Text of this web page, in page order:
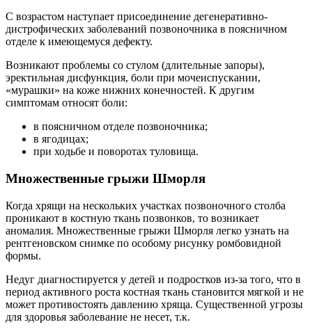
С возрастом наступает присоединение дегенеративно-
дистрофических заболеваний позвоночника в поясничном
отделе к имеющемуся дефекту.
Возникают проблемы со стулом (длительные запоры),
эректильная дисфункция, боли при мочеиспускании,
«мурашки» на коже нижних конечностей. К другим
симптомам относят боли:
в поясничном отделе позвоночника;
в ягодицах;
при ходьбе и поворотах туловища.
Множественные грыжи Шморля
Когда хрящи на нескольких участках позвоночного столба
проникают в костную ткань позвонков, то возникает
аномалия. Множественные грыжи Шморля легко узнать на
рентгеновском снимке по особому рисунку ромбовидной
формы.
Недуг диагностируется у детей и подростков из-за того, что в
период активного роста костная ткань становится мягкой и не
может противостоять давлению хряща. Существенной угрозы
для здоровья заболевание не несет, т.к.